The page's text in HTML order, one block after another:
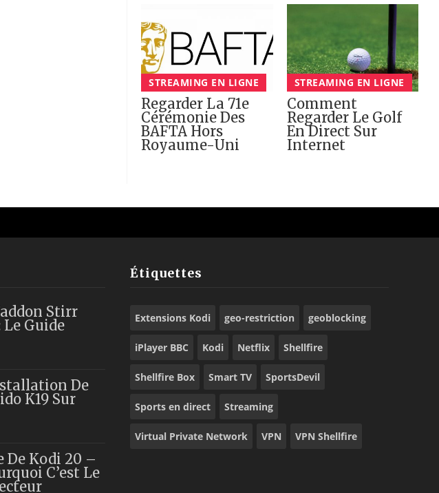
STREAMING EN LIGNE
Regarder La 71e
Cérémonie Des
BAFTA Hors
Royaume-Uni
STREAMING EN LIGNE
Comment
Regarder Le Golf
En Direct Sur
Internet
Stirr
Le Guide
De
K19 Sur
De Kodi 20 –
C’est Le
Étiquettes
Extensions Kodi geo-restriction geoblocking
iPlayer BBC Kodi Netflix Shellfire
Shellfire Box Smart TV SportsDevil
Sports en direct Streaming
Virtual Private Network VPN VPN Shellfire